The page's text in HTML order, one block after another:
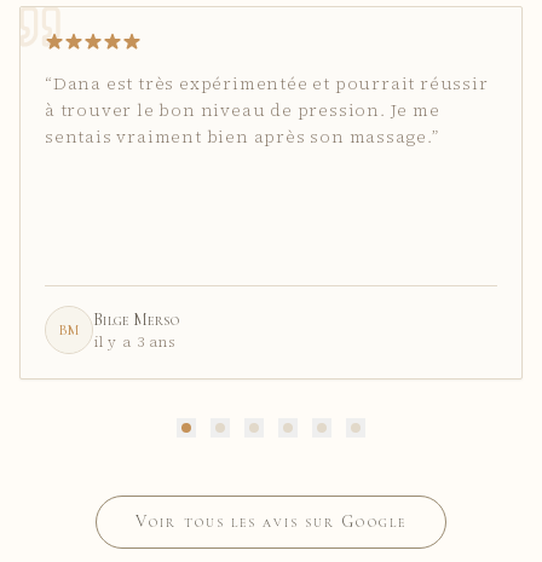
5sur5
“Dana est très expérimentée et pourrait réussir
à trouver le bon niveau de pression. Je me
sentais vraiment bien après son massage.”
BM Bilge Merso
il y a 3 ans
Voir tous les avis sur Google